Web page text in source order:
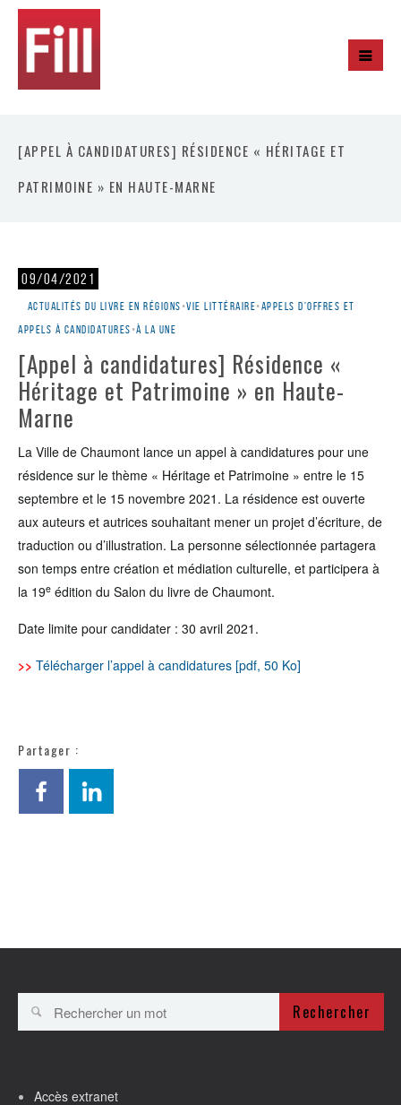
[APPEL À CANDIDATURES] RÉSIDENCE « HÉRITAGE ET
PATRIMOINE » EN HAUTE-MARNE
09/04/2021
Actualités du livre en régions •Vie littéraire•Appels d'offres et
appels à candidatures •À la une
[Appel à candidatures] Résidence «
Héritage et Patrimoine » en Haute-
Marne
La Ville de Chaumont lance un appel à candidatures pour une
résidence sur le thème « Héritage et Patrimoine » entre le 15
septembre et le 15 novembre 2021. La résidence est ouverte
aux auteurs et autrices souhaitant mener un projet d’écriture, de
traduction ou d’illustration. La personne sélectionnée partagera
son temps entre création et médiation culturelle, et participera à
la 19e édition du Salon du livre de Chaumont.
Date limite pour candidater : 30 avril 2021.
>> Télécharger l’appel à candidatures [pdf, 50 Ko]
Partager :
Rechercher
Accès extranet